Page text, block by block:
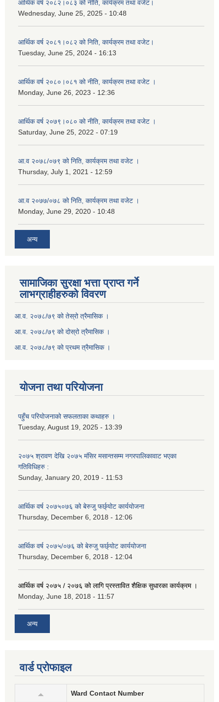
आर्थिक वर्ष २०८२।०८३ को नीति, कार्यक्रम तथा वजेट।
Wednesday, June 25, 2025 - 10:48
आर्थिक वर्ष २०८१।०८२ को निति, कार्यक्रम तथा वजेट।
Tuesday, June 25, 2024 - 16:13
आर्थिक वर्ष २०८०।०८१ को नीति, कार्यक्रम तथा वजेट ।
Monday, June 26, 2023 - 12:36
आर्थिक वर्ष २०७९।०८० को नीति, कार्यक्रम तथा वजेट ।
Saturday, June 25, 2022 - 07:19
आ.व २०७८/०७९ को निति, कार्यक्रम तथा वजेट ।
Thursday, July 1, 2021 - 12:59
आ.व २०७७/०७८ को निति, कार्यक्रम तथा वजेट ।
Monday, June 29, 2020 - 10:48
अन्य
सामाजिका सुरक्षा भत्ता प्राप्त गर्ने
लाभग्राहीहरुको विवरण
आ.व. २०७८/७९ को तेस्रो त्रैमासिक ।
आ.व. २०७८/७९ को दोस्रो त्रैमासिक ।
आ.व. २०७८/७९ को प्रथम त्रैमासिक ।
योजना तथा परियोजना
पहुँच परियोजनाको सफलताका कथाहरु ।
Tuesday, August 19, 2025 - 13:39
२०७५ श्रावण देखि २०७५ मंसिर मसान्तसम्म नगरपालिकावाट भएका
गतिविधिहरु :
Sunday, January 20, 2019 - 11:53
आर्थिक वर्ष २०७५०७६ को बेरुजु फर्छ्योट कार्ययोजना
Thursday, December 6, 2018 - 12:06
आर्थिक वर्ष २०७५/०७६ को बेरुजु फर्छ्योट कार्ययोजना
Thursday, December 6, 2018 - 12:04
आर्थिक वर्ष २०७५ / २०७६ को लागि प्रस्तावित शैक्षिक सुधारका कार्यक्रम ।
Monday, June 18, 2018 - 11:57
अन्य
वार्ड प्रोफाइल
Ward Contact Number